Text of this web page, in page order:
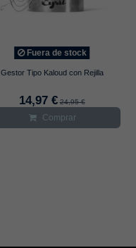
Fuera de stock
Gestor Tipo Kaloud con Rejilla
14,97 € 24,95 €
Comprar